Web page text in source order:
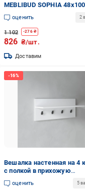
MEBLIBUD SOPHIA
Белый
оценить 2
1 102 -276₴
826 ₴/шт.
Доставим
Вешалка настенная на 4
с полкой в прихожую
800x320x240 мм Белая
wh)оценить 5